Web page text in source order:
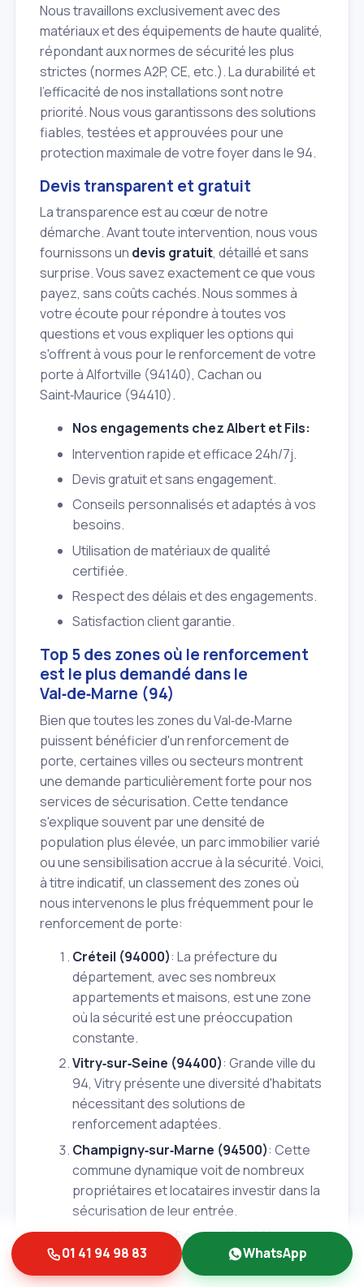
Nous travaillons exclusivement avec des
matériaux et des équipements de haute qualité,
répondant aux normes de sécurité les plus
strictes (normes A2P, CE, etc.). La durabilité et
l'efficacité de nos installations sont notre
priorité. Nous vous garantissons des solutions
fiables, testées et approuvées pour une
protection maximale de votre foyer dans le 94.
Devis transparent et gratuit
La transparence est au cœur de notre
démarche. Avant toute intervention, nous vous
fournissons un devis gratuit, détaillé et sans
surprise. Vous savez exactement ce que vous
payez, sans coûts cachés. Nous sommes à
votre écoute pour répondre à toutes vos
questions et vous expliquer les options qui
s'offrent à vous pour le renforcement de votre
porte à Alfortville (94140), Cachan ou
Saint‑Maurice (94410).
Nos engagements chez Albert et Fils:
Intervention rapide et efficace 24h/7j.
Devis gratuit et sans engagement.
Conseils personnalisés et adaptés à vos
besoins.
Utilisation de matériaux de qualité
certifiée.
Respect des délais et des engagements.
Satisfaction client garantie.
Top 5 des zones où le renforcement
est le plus demandé dans le
Val‑de‑Marne (94)
Bien que toutes les zones du Val‑de‑Marne
puissent bénéficier d'un renforcement de
porte, certaines villes ou secteurs montrent
une demande particulièrement forte pour nos
services de sécurisation. Cette tendance
s'explique souvent par une densité de
population plus élevée, un parc immobilier varié
ou une sensibilisation accrue à la sécurité. Voici,
à titre indicatif, un classement des zones où
nous intervenons le plus fréquemment pour le
renforcement de porte:
Créteil (94000): La préfecture du
département, avec ses nombreux
appartements et maisons, est une zone
où la sécurité est une préoccupation
constante.
Vitry‑sur‑Seine (94400): Grande ville du
94, Vitry présente une diversité d'habitats
nécessitant des solutions de
renforcement adaptées.
Champigny‑sur‑Marne (94500): Cette
commune dynamique voit de nombreux
propriétaires et locataires investir dans la
sécurisation de leur entrée.
Saint‑Maur‑des‑Fossés (94100):
Réputée pour son cadre de vie, elle n'en
reste pas moins attentive à la protection
01 41 94 98 83 WhatsApp